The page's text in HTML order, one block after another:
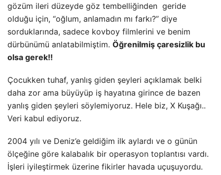
gözüm ileri düzeyde göz tembelliğinden geride
olduğu için, “oğlum, anlamadın mı farkı?” diye
sorduklarında, sadece kovboy filmlerini ve benim
dürbünümü anlatabilmiştim. Öğrenilmiş çaresizlik bu
olsa gerek!!
Çocukken tuhaf, yanlış giden şeyleri açıklamak belki
daha zor ama büyüyüp iş hayatına girince de bazen
yanlış giden şeyleri söylemiyoruz. Hele biz, X Kuşağı..
Veri kabul ediyoruz.
2004 yılı ve Deniz’e geldiğim ilk aylardı ve o günün
ölçeğine göre kalabalık bir operasyon toplantısı vardı.
İşleri iyileştirmek üzerine fikirler havada uçuşuyordu.